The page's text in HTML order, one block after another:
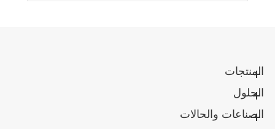
المنتجات
الحلول
الصناعات والحالات